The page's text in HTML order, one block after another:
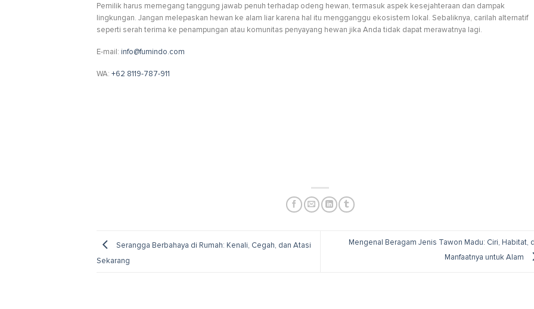
Pemilik harus memegang tanggung jawab penuh terhadap odeng hewan, termasuk aspek kesejahteraan dan dampak
lingkungan. Jangan melepaskan hewan ke alam liar karena hal itu mengganggu ekosistem lokal. Sebaliknya, carilah alternatif
seperti serah terima ke penampungan atau komunitas penyayang hewan jika Anda tidak dapat merawatnya lagi.
E-mail: info@fumindo.com
WA: +62 8119-787-911
Serangga Berbahaya di Rumah: Kenali, Cegah, dan Atasi
Sekarang
Mengenal Beragam Jenis Tawon Madu: Ciri, Habitat,
Manfaatnya untuk Alam